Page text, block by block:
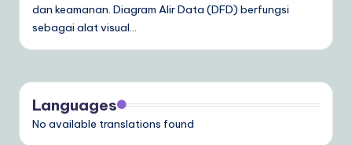
dan keamanan. Diagram Alir Data (DFD) berfungsi
sebagai alat visual…
Languages
No available translations found